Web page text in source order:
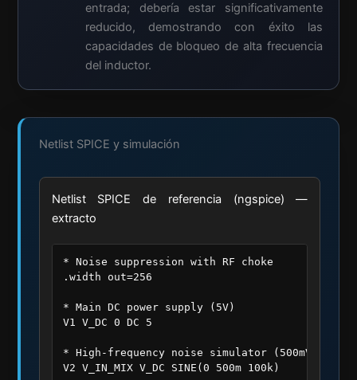
entrada; debería estar significativamente
reducido, demostrando con éxito las
capacidades de bloqueo de alta frecuencia
del inductor.
Netlist SPICE y simulación
Netlist SPICE de referencia (ngspice) —
extracto
* Noise suppression with RF choke
.width out=256
* Main DC power supply (5V)
V1 V_DC 0 DC 5
* High-frequency noise simulator (500mV peak,
V2 V_IN_MIX V_DC SINE(0 500m 100k)